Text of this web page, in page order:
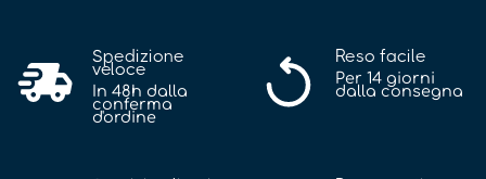
Spedizione
veloce
In 48h dalla
conferma
d'ordine
Reso facile
Per 14 giorni
dalla consegna